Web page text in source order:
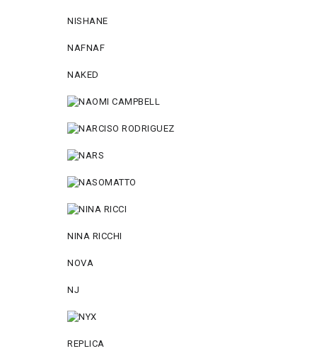
NISHANE
NAFNAF
NAKED
NINA RICCHI
NOVA
NJ
REPLICA